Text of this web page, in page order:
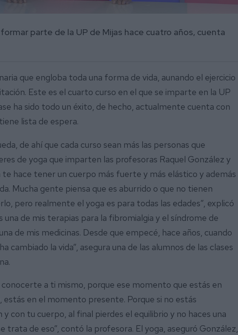
parte de la UP de Mijas hace cuatro años, cuenta
que engloba toda una forma de vida, aunando el ejercicio
Este es el cuarto curso en el que se imparte en la UP
ha sido todo un éxito, de hecho, actualmente cuenta con
lista de espera.
de ahí que cada curso sean más las personas que
de yoga que imparten las profesoras Raquel González y
te hace tener un cuerpo más fuerte y más elástico y además
Mucha gente piensa que es aburrido o que no tienen
pero realmente el yoga es para todas las edades”, explicó
una de mis terapias para la fibromialgia y el síndrome de
de mis medicinas. Desde que empecé, hace años, cuando
cambiado la vida”, asegura una de las alumnos de las clases
a ti mismo, porque ese momento que estás en
estás en el momento presente. Porque si no estás
con tu cuerpo, al final pierdes el equilibrio y no haces una
trata de eso”, contó la profesora. El yoga, aseguró González,